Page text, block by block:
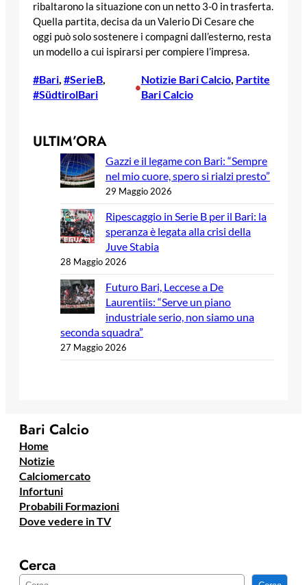
ribaltarono la situazione con un netto 3-0 in trasferta.
Quella partita, decisa da un Valerio Di Cesare che
oggi può solo sostenere i compagni dall’esterno, resta
un modello a cui ispirarsi per compiere l’impresa.
#Bari, #SerieB
#SüdtirolBari
•
Notizie Bari Calcio, Partite
Bari Calcio
ULTIM’ORA
Gazzi e il legame con Bari: “Sempre
nel mio cuore, spero si rialzi presto”
29 Maggio 2026
Ripescaggio in Serie B per il Bari: la
speranza è legata alla crisi della
Juve Stabia
28 Maggio 2026
Futuro Bari, Leccese a De
Laurentiis: “Serve un piano
industriale serio, non siamo una
seconda squadra”
27 Maggio 2026
Bari Calcio
Home
Notizie
Calciomercato
Infortuni
Probabili Formazioni
Dove vedere in TV
Cerca